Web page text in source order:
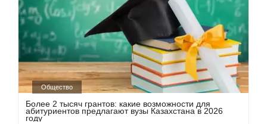
Общество
Более 2 тысяч грантов: какие возможности для
абитуриентов предлагают вузы Казахстана в 2026
году